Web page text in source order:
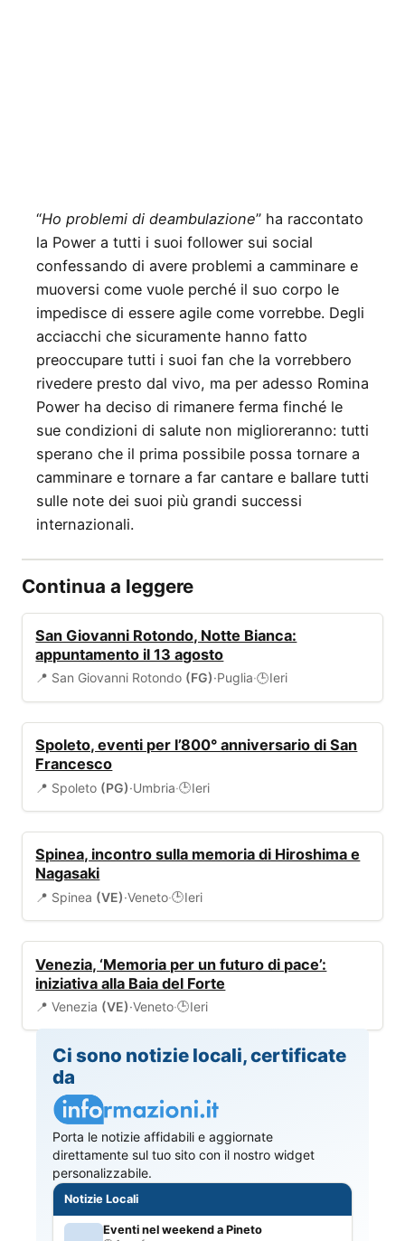
“Ho problemi di deambulazione” ha raccontato
la Power a tutti i suoi follower sui social
confessando di avere problemi a camminare e
muoversi come vuole perché il suo corpo le
impedisce di essere agile come vorrebbe. Degli
acciacchi che sicuramente hanno fatto
preoccupare tutti i suoi fan che la vorrebbero
rivedere presto dal vivo, ma per adesso Romina
Power ha deciso di rimanere ferma finché le
sue condizioni di salute non miglioreranno: tutti
sperano che il prima possibile possa tornare a
camminare e tornare a far cantare e ballare tutti
sulle note dei suoi più grandi successi
internazionali.
Continua a leggere
San Giovanni Rotondo, Notte Bianca:
appuntamento il 13 agosto
📍 San Giovanni Rotondo (FG)·Puglia·🕒Ieri
Spoleto, eventi per l’800° anniversario di San
Francesco
📍 Spoleto (PG)·Umbria·🕒Ieri
Spinea, incontro sulla memoria di Hiroshima e
Nagasaki
📍 Spinea (VE)·Veneto·🕒Ieri
Venezia, ‘Memoria per un futuro di pace’:
iniziativa alla Baia del Forte
📍 Venezia (VE)·Veneto·🕒Ieri
Ci sono notizie locali, certificate
da
Porta le notizie affidabili e aggiornate
direttamente sul tuo sito con il nostro widget
personalizzabile.
Notizie Locali
Eventi nel weekend a Pineto